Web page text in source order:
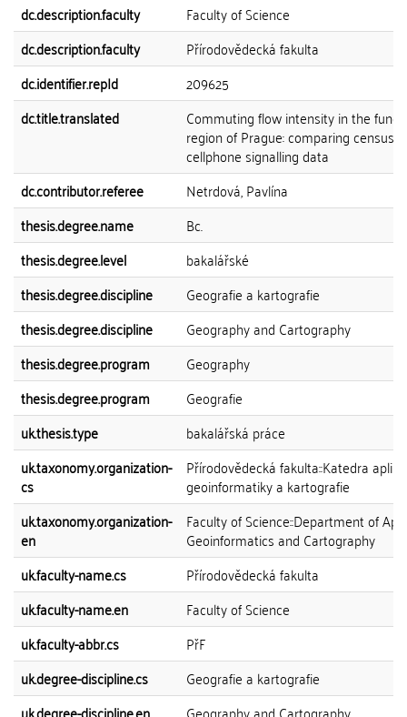
dc.description.faculty
Faculty of Science
dc.description.faculty
Přírodovědecká fakulta
dc.identifier.repId
209625
dc.title.translated
Commuting flow intensity in the
region of Prague: comparing census
cellphone signalling data
dc.contributor.referee
Netrdová, Pavlína
thesis.degree.name
Bc.
thesis.degree.level
bakalářské
thesis.degree.discipline
Geografie a kartografie
thesis.degree.discipline
Geography and Cartography
thesis.degree.program
Geography
thesis.degree.program
Geografie
uk.thesis.type
bakalářská práce
uk.taxonomy.organization-
cs
Přírodovědecká fakulta::Katedra
geoinformatiky a kartografie
uk.taxonomy.organization-
en
Faculty of Science::Department of
Geoinformatics and Cartography
uk.faculty-name.cs
Přírodovědecká fakulta
uk.faculty-name.en
Faculty of Science
uk.faculty-abbr.cs
PřF
uk.degree-discipline.cs
Geografie a kartografie